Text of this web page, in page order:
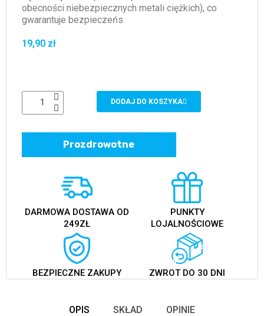
obecności niebezpiecznych metali ciężkich), co
gwarantuje bezpieczeńs
19,90 zł
DODAJ DO KOSZYKA
Prozdrowotne
DARMOWA DOSTAWA OD
249ZŁ
PUNKTY
LOJALNOŚCIOWE
BEZPIECZNE ZAKUPY ZWROT DO 30 DNI
OPIS SKŁAD OPINIE